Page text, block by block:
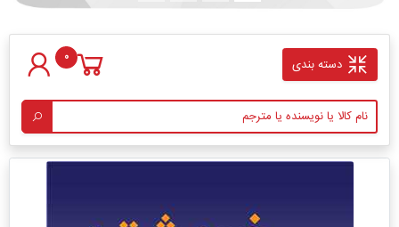
دسته بندی 0